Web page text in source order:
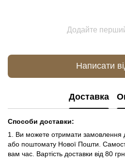
Додайте
Написати
Доставка
Способи доставки:
1. Ви можете отримати замовлення
або поштомату Нової Пошти.
вам час. Вартість доставки від 80 грн.